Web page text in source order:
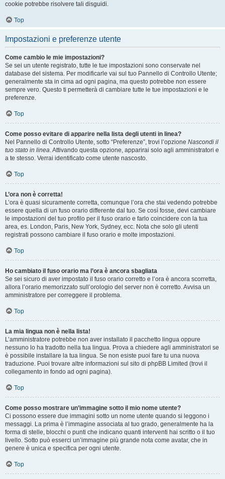
cookie potrebbe risolvere tali disguidi.
Top
Impostazioni e preferenze utente
Come cambio le mie impostazioni?
Se sei un utente registrato, tutte le tue impostazioni sono conservate nel
database del sistema. Per modificarle vai sul tuo Pannello di Controllo Utente;
generalmente sta in cima ad ogni pagina, ma questo potrebbe non essere
sempre vero. Questo ti permetterà di cambiare tutte le tue impostazioni e le
preferenze.
Top
Come posso evitare di apparire nella lista degli utenti in linea?
Nel Pannello di Controllo Utente, sotto “Preferenze”, trovi l’opzione Nascondi il
tuo stato in linea. Attivando questa opzione, apparirai solo agli amministratori e
a te stesso. Verrai identificato come utente nascosto.
Top
L’ora non è corretta!
L’ora è quasi sicuramente corretta, comunque l’ora che stai vedendo potrebbe
essere quella di un fuso orario differente dal tuo. Se così fosse, devi cambiare
le impostazioni del tuo profilo per il fuso orario e farlo coincidere con la tua
area, es. London, Paris, New York, Sydney, ecc. Nota che solo gli utenti
registrati possono cambiare il fuso orario e molte impostazioni.
Top
Ho cambiato il fuso orario ma l’ora è ancora sbagliata
Se sei sicuro di aver impostato il fuso orario corretto e l’ora è ancora scorretta,
allora l’orario memorizzato sull’orologio del server non è corretto. Avvisa un
amministratore per correggere il problema.
Top
La mia lingua non è nella lista!
L’amministratore potrebbe non aver installato il pacchetto lingua oppure
nessuno lo ha tradotto nella tua lingua. Prova a chiedere agli amministratori se
è possibile installare la tua lingua. Se non esiste puoi fare tu una nuova
traduzione. Puoi trovare altre informazioni sul sito di phpBB Limited (trovi il
collegamento in fondo ad ogni pagina).
Top
Come posso mostrare un’immagine sotto il mio nome utente?
Ci possono essere due immagini sotto un nome utente quando si leggono i
messaggi. La prima è l’immagine associata al tuo grado, generalmente ha la
forma di stelle, blocchi o punti che indicano quanti interventi hai scritto o il tuo
livello. Sotto può esserci un’immagine più grande nota come avatar, che in
genere è unica e specifica per ogni utente.
Top